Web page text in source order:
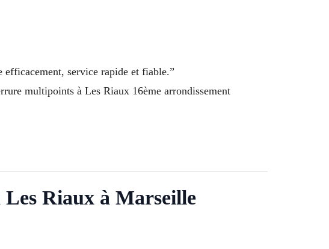
efficacement, service rapide et fiable.”
multipoints à Les Riaux 16ème arrondissement
Riaux à Marseille